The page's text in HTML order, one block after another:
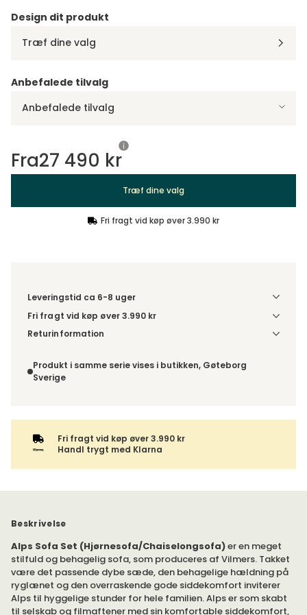
Design dit produkt
Træf dine valg
Anbefalede tilvalg
Anbefalede tilvalg
Fra27 490 kr
Træf dine valg
Fri fragt vid køp øver 3.990 kr
Leveringstid ca 6-8 uger
Fri fragt vid køp øver 3.990 kr
Vælg udførelse via “Træf dine valg” for at se
Returinformation
fortrydelsesret.
Produkt i samme serie vises i butikken, Gøteborg
Sverige
Fri fragt vid køp øver 3.990 kr
Handl trygt med Klarna
Beskrivelse
Alps Sofa Set (Hjørnesofa/Chaiselongsofa)er en meget
stilfuld og behagelig sofa, som produceres af Vilmers. Takket
være det passende dybe sæde, den behagelige hældning på
ryglænet og den overraskende gode siddekomfort inviterer
Alps til hyggelige stunder for hele familien. Alps er som skabt
til selskab og filmaftener med sin komfortable siddekomfort,